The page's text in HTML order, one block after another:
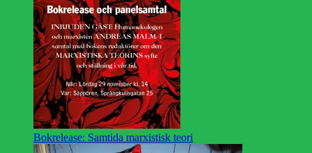
Bokrelease: Samtida marxistisk teori